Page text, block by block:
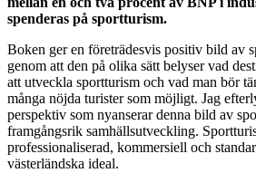
spenderas på sportturism.
Boken ger en företrädesvis positiv bild av
genom att den på olika sätt belyser vad
att utveckla sportturism och vad man bör
många nöjda turister som möjligt. Jag
perspektiv som nyanserar denna bild av
framgångsrik samhällsutveckling.
professionaliserad, kommersiell och
västerländska ideal.